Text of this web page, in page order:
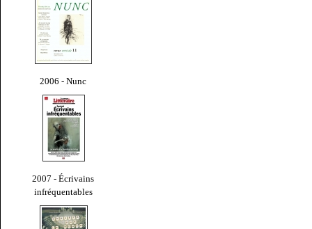
2006 - Nunc
2007 - Écrivains
infréquentables